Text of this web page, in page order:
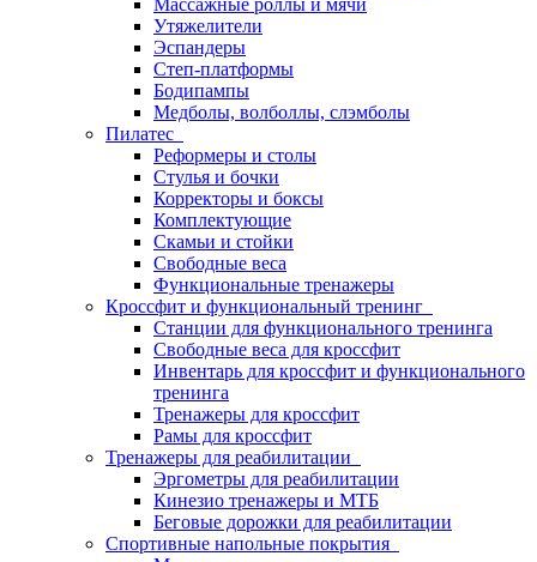
Массажные роллы и мячи
Утяжелители
Эспандеры
Степ-платформы
Бодипампы
Медболы, волболлы, слэмболы
Пилатес
Реформеры и столы
Стулья и бочки
Корректоры и боксы
Комплектующие
Скамьи и стойки
Свободные веса
Функциональные тренажеры
Кроссфит и функциональный тренинг
Станции для функционального тренинга
Свободные веса для кроссфит
Инвентарь для кроссфит и функционального
тренинга
Тренажеры для кроссфит
Рамы для кроссфит
Тренажеры для реабилитации
Эргометры для реабилитации
Кинезио тренажеры и МТБ
Беговые дорожки для реабилитации
Спортивные напольные покрытия